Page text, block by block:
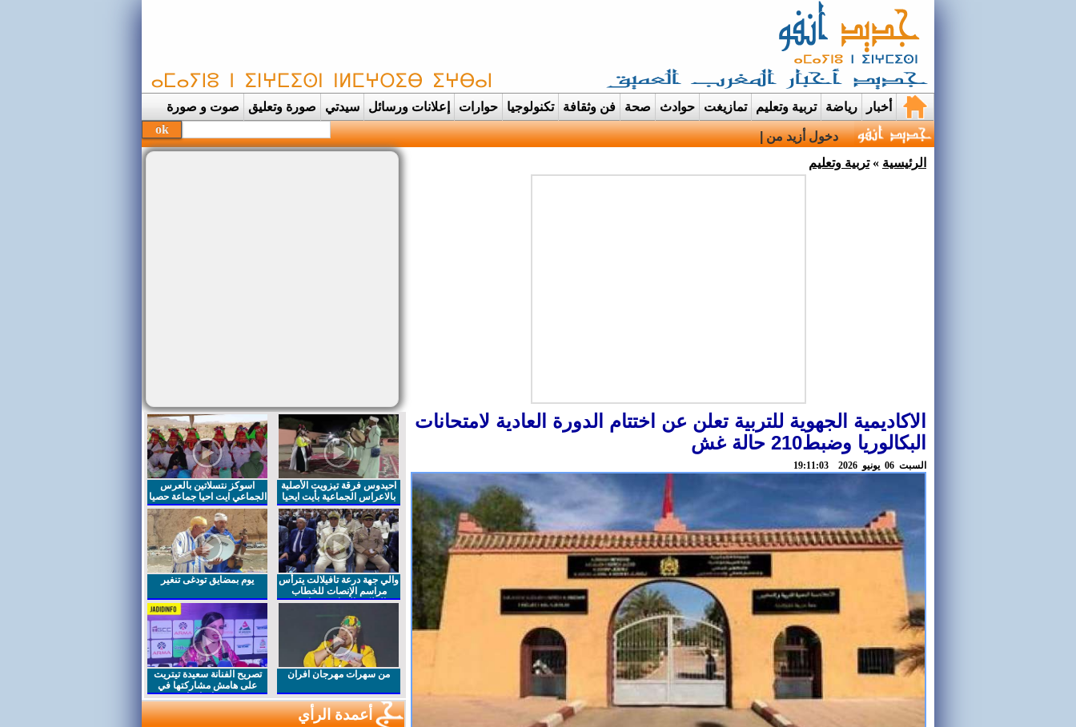
أخبار رياضة تربية وتعليم تمازيغت حوادث صحة فن وثقافة تكنولوجيا حوارات إعلانات ورسائل سيدتي صورة وتعليق صوت و صورة
دخول أزيد من 2,7 مليون من مغاربة العالم منذ انطلاق عملية مرحبا |
الرئيسية »تربية وتعليم
الاكاديمية الجهوية للتربية تعلن عن اختتام الدورة العادية لامتحانات
البكالوريا وضبط210 حالة غش
السبت 06 يونيو 2026 19:11:03
احيدوس فرقة تيزويت الأصلية
بالاعراس الجماعية بأيت ايحيا
اسوكز نتسلاتين بالعرس
الجماعي ايت احيا جماعة حصيا
والي جهة درعة تافيلالت يترأس
مراسم الإنصات للخطاب
الملكي السامي بمناسبة
يوم بمضايق تودغى تنغير
من سهرات مهرجان افران
تصريح الفنانة سعيدة تيتريت
على هامش مشاركتها في
مهرجان افران
أعمدة الرأي